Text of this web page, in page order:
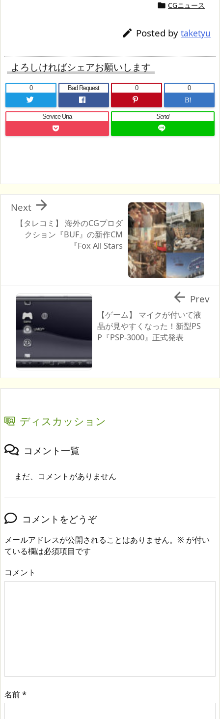
 CGニュース
 Posted by taketyu
よろしければシェアお願いします
0 Bad Request
0
B!
0
Service Una Send
【タレコミ】 海外のCGプロダ
クション『BUF』の新作CM
『Fox All Stars

Next
【ゲーム】 マイクが付いて液
晶が見やすくなった！新型PS
P『PSP-3000』正式発表
 Prev
ディスカッション
コメント一覧
まだ、コメントがありません
コメントをどうぞ
メールアドレスが公開されることはありません。 ※ が付い
ている欄は必須項目です
コメント
名前*